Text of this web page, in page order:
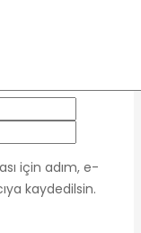
için adım, e-
kaydedilsin.